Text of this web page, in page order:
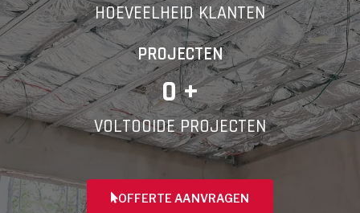
Vorige HOEVEELHEID KLANTEN
PROJECTEN
0 +
VOLTOOIDE PROJECTEN
OFFERTE AANVRAGEN